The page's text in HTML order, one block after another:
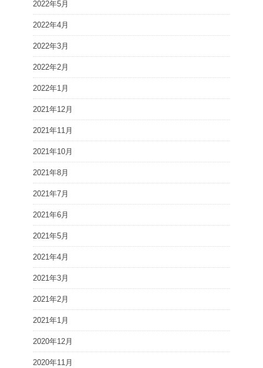
2022年5月
2022年4月
2022年3月
2022年2月
2022年1月
2021年12月
2021年11月
2021年10月
2021年8月
2021年7月
2021年6月
2021年5月
2021年4月
2021年3月
2021年2月
2021年1月
2020年12月
2020年11月